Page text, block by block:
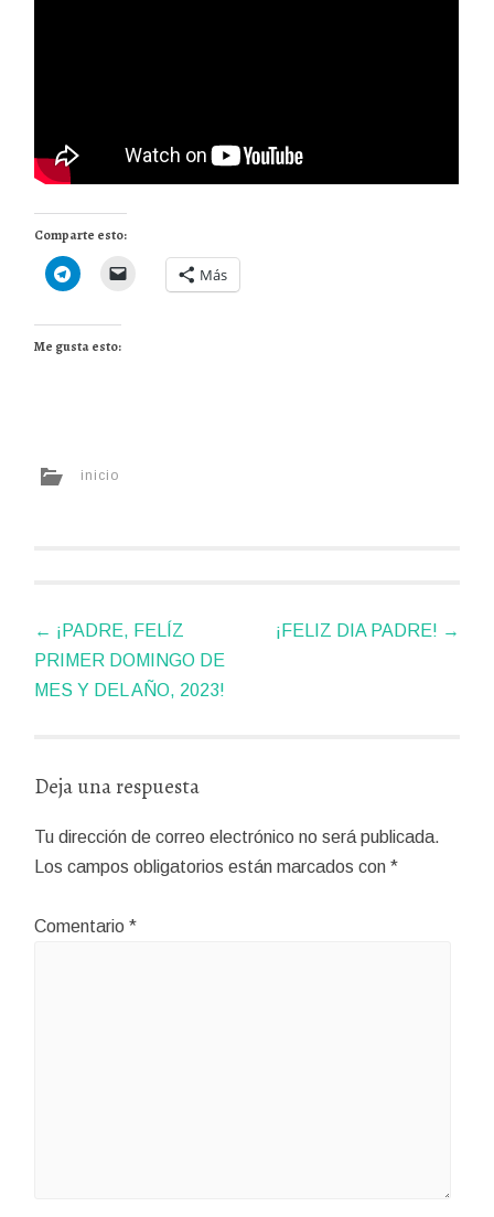
Comparte esto:
Más
Me gusta esto:
inicio
de
artículos
← ¡PADRE, FELÍZ
PRIMER DOMINGO DE
MES Y DEL AÑO, 2023!
¡FELIZ DIA PADRE! →
Deja una respuesta
Tu dirección de correo electrónico no será publicada.
Los campos obligatorios están marcados con*
Comentario*